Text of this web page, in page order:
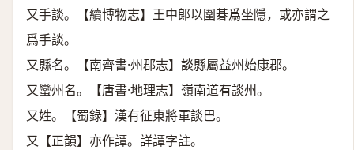
又手談。【續博物志】王中郞以圍碁爲坐隱，或亦謂之
爲手談。
又縣名。【南齊書·州郡志】談縣屬益州始康郡。
又蠻州名。【唐書·地理志】嶺南道有談州。
又姓。【蜀錄】漢有征東將軍談巴。
又【正韻】亦作譚。詳譚字註。